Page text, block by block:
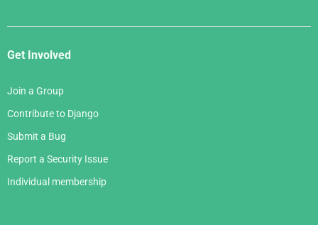
Get Involved
Join a Group
Contribute to Django
Submit a Bug
Report a Security Issue
Individual membership